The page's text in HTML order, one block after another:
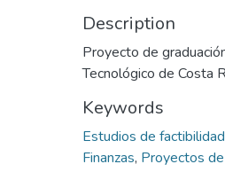
Description
Proyecto de
Tecnológico de Costa
Keywords
Estudios de factibilidad
Finanzas, Proyectos